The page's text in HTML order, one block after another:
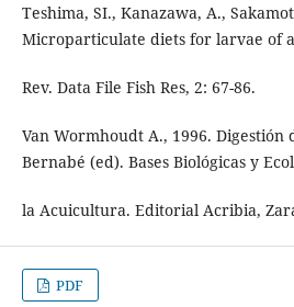
Teshima, SI., Kanazawa, A.,
Microparticulate diets for larvae of
Rev. Data File Fish Res, 2: 67-86.
Van Wormhoudt A., 1996. Digestión
Bernabé (ed). Bases Biológicas y
la Acuicultura. Editorial Acribia,
PDF